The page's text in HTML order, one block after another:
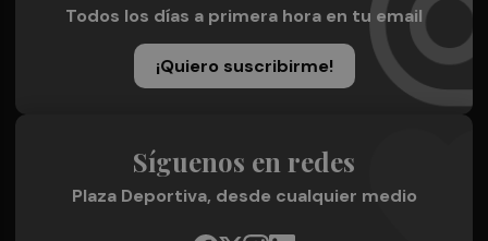
Todos los días a primera hora en tu email
¡Quiero suscribirme!
Síguenos en redes
Plaza Deportiva, desde cualquier medio